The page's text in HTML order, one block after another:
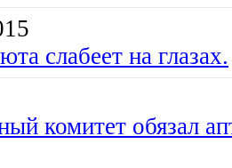
слабеет на глазах.
комитет обязал